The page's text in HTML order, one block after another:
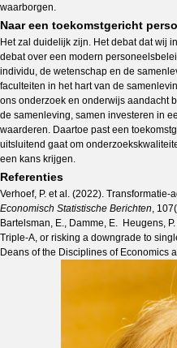
waarborgen.
Naar een toekomstgericht
Het zal duidelijk zijn. Het debat dat wij
debat over een modern
individu, de wetenschap en de
faculteiten in het hart van de
ons onderzoek en onderwijs aandacht
de samenleving, samen investeren in
waarderen. Daartoe past een
uitsluitend gaat om
een kans krijgen.
Referenties
Verhoef, P. et al. (2022).
Economisch Statistische Berichten ,
Bartelsman, E., Damme, E. Heugens,
Triple-A, or risking a downgrade to
Deans of the Disciplines of Economics